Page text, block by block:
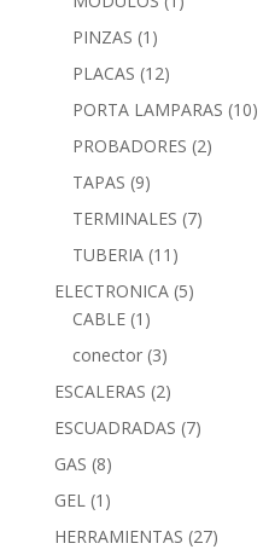
PINZAS (1)
PLACAS (12)
PORTA LAMPARAS (10)
PROBADORES (2)
TAPAS (9)
TERMINALES (7)
TUBERIA (11)
ELECTRONICA (5)
CABLE (1)
conector (3)
ESCALERAS (2)
ESCUADRADAS (7)
GAS (8)
GEL (1)
HERRAMIENTAS (27)